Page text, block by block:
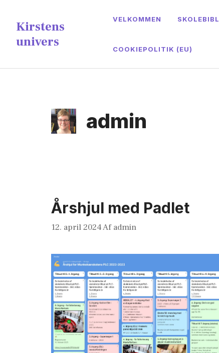
indhold
Kirstens
univers
VELKOMMEN
COOKIEPOLITIK (EU)
admin
Årshjul med Padlet
12. april 2024Afadmin